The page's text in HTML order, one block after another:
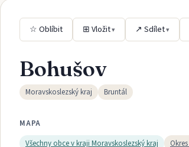
☆ Oblíbit ⊞ Vložit▾ ↗ Sdílet▾
Bohušov
Moravskoslezský kraj Bruntál
MAPA
Všechny obce v kraji Moravskoslezský kraj Okres